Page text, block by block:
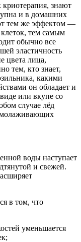
знают
и в домашних
тем же эффектом —
тем самым
обычно все
эластичность
цвета лица,
тем, кто знает,
какими
он обладает и
или вкупе со
случае лёд
воды наступает
и свежей.
в том, что
уменьшается